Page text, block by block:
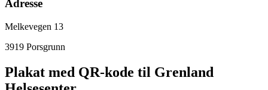
Adresse
Melkevegen 13
3919 Porsgrunn
Plakat med QR-kode til Grenland